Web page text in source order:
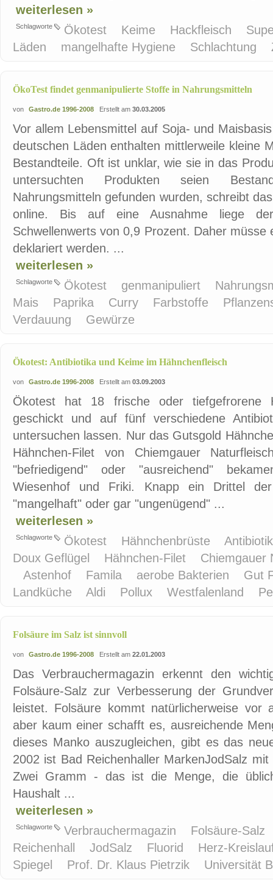
weiterlesen »
Schlagworte Ökotest Keime Hackfleisch
Läden
mangelhafte Hygiene Schlachtung
ÖkoTest findet genmanipulierte Stoffe in Nahrungsmitteln
von Gastro.de 1996-2008 Erstellt am 30.03.2005
Vor allem Lebensmittel auf Soja- und
deutschen Läden enthalten mittlerweile kleine
Bestandteile. Oft ist unklar, wie sie in das
untersuchten Produkten seien
Nahrungsmitteln gefunden wurden, schreibt
online. Bis auf eine Ausnahme liege
Schwellenwerts von 0,9 Prozent. Daher
deklariert werden. ...
weiterlesen »
Schlagworte Ökotest genmanipuliert
Mais
Paprika Curry Farbstoffe
Verdauung
Gewürze
Ökotest: Antibiotika und Keime im Hähnchenfleisch
von Gastro.de 1996-2008 Erstellt am 03.09.2003
Ökotest hat 18 frische oder tiefgefrorene
geschickt und auf fünf verschiedene
untersuchen lassen. Nur das Gutsgold
Hähnchen-Filet von Chiemgauer
"befriedigend" oder "ausreichend"
Wiesenhof und Friki. Knapp ein Drittel
"mangelhaft" oder gar "ungenügend" ...
weiterlesen »
Schlagworte Ökotest Hähnchenbrüste
Doux Geflügel
Hähnchen-Filet
Chiemgauer
Astenhof
Famila aerobe Bakterien
Gut
Landküche
Aldi Pollux Westfalenland
Folsäure im Salz ist sinnvoll
von Gastro.de 1996-2008 Erstellt am 22.01.2003
Das Verbrauchermagazin erkennt den
Folsäure-Salz zur Verbesserung der
leistet. Folsäure kommt natürlicherweise
aber kaum einer schafft es, ausreichende
dieses Manko auszugleichen, gibt es das
2002 ist Bad Reichenhaller MarkenJodSalz
Zwei Gramm - das ist die Menge, die
Haushalt ...
weiterlesen »
Schlagworte Verbrauchermagazin
Folsäure-Salz
Reichenhall
JodSalz Fluorid
Herz-
Spiegel
Prof. Dr. Klaus Pietrzik Universität